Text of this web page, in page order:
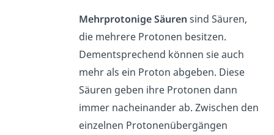
Mehrprotonige Säuren sind Säuren,
die mehrere Protonen besitzen.
Dementsprechend können sie auch
mehr als ein Proton abgeben. Diese
Säuren geben ihre Protonen dann
immer nacheinander ab. Zwischen den
einzelnen Protonenübergängen